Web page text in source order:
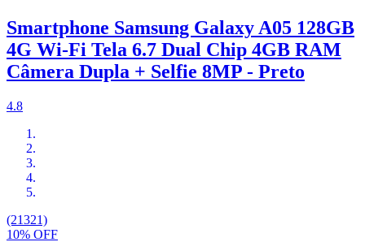
Smartphone Samsung Galaxy A05 128GB
4G Wi-Fi Tela 6.7 Dual Chip 4GB RAM
Câmera Dupla + Selfie 8MP - Preto
4.8
(21321)
10% OFF